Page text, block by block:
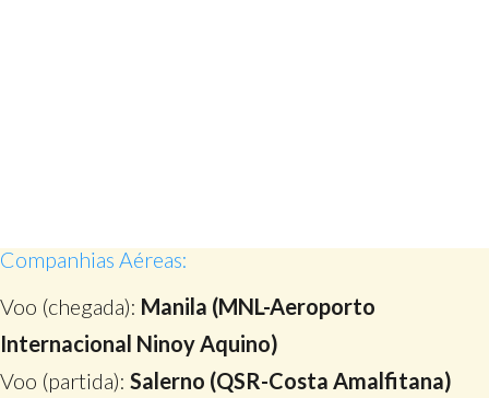
Companhias Aéreas:
Voo (chegada): Manila (MNL-Aeroporto
Internacional Ninoy Aquino)
Voo (partida): Salerno (QSR-Costa Amalfitana)